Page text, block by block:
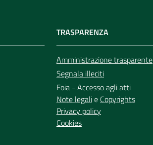
TRASPARENZA
Amministrazione trasparente
Segnala illeciti
Foia - Accesso agli atti
Note legalie Copyrights
Privacy policy
Cookies